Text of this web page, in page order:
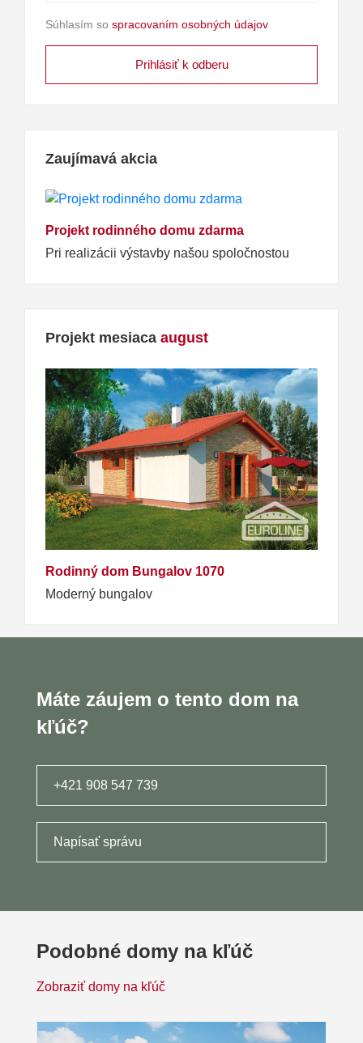
Súhlasím so spracovaním osobných údajov
Zaujímavá akcia
Projekt rodinného domu zdarma
Pri realizácii výstavby našou spoločnostou
Projekt mesiaca august
Rodinný dom Bungalov 1070
Moderný bungalov
Máte záujem o tento dom na
kľúč?
+421 908 547 739
Napísať správu
Podobné domy na kľúč
Zobraziť domy na kľúč